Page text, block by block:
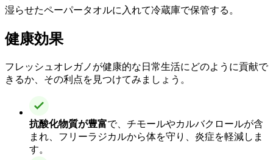
湿らせたペーパータオルに入れて冷蔵庫で保管する。
健康効果
フレッシュオレガノが健康的な日常生活にどのように貢献で
きるか、その利点を見つけてみましょう。
抗酸化物質が豊富で、チモールやカルバクロールが含
まれ、フリーラジカルから体を守り、炎症を軽減しま
す。